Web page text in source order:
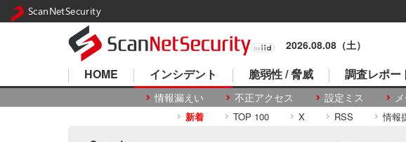
2026.08.08（土）
HOME インシデント
情報漏えい 不正アクセス 設定ミス
脆弱性 / 脅威 調査レポー
新着 TOP 100 X RSS 情報
ScanNetSecurity